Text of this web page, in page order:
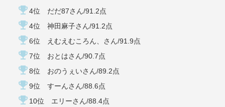
emoji_events4位 だだ87さん/91.2点
emoji_events4位 神田麻子さん/91.2点
emoji_events6位 えむえむころん、さん/91.9点
emoji_events7位 おとはさん/90.7点
emoji_events8位 おのうぇいさん/89.2点
emoji_events9位 すーんさん/88.6点
emoji_events 10位 エリーさん/88.4点